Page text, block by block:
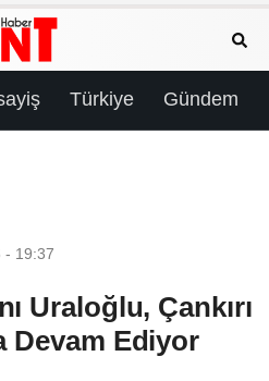
Türkiye Gündem
- 19:37
Uraloğlu, Çankırı
Devam Ediyor